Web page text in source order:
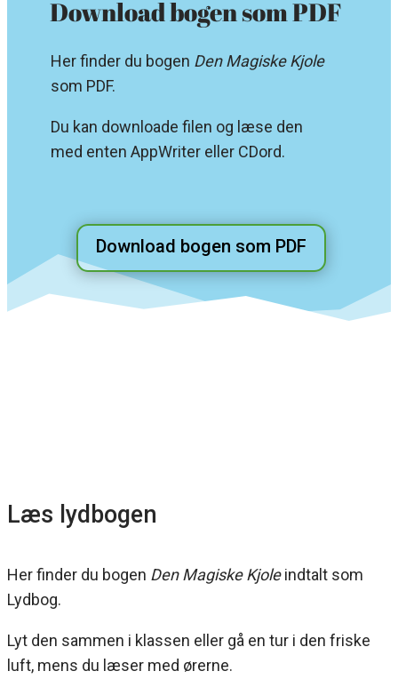
Download bogen som PDF
Her finder du bogen Den Magiske Kjole
som PDF.
Du kan downloade filen og læse den
med enten AppWriter eller CDord.
Download bogen som PDF
Læs lydbogen
Her finder du bogen Den Magiske Kjole indtalt som
Lydbog.
Lyt den sammen i klassen eller gå en tur i den friske
luft, mens du læser med ørerne.